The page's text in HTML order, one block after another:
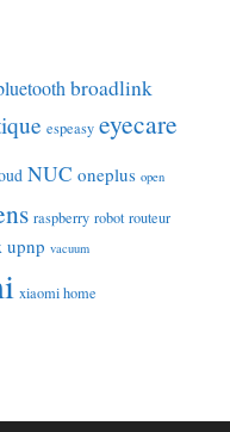
broadlink
espeasy eyecare
NUC oneplus open
raspberry robot routeur
upnp vacuum
xiaomi home